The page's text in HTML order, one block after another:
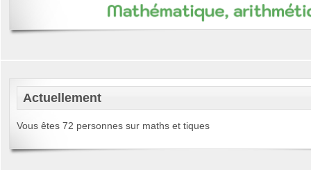
Actuellement
Vous êtes 72 personnes sur maths et tiques